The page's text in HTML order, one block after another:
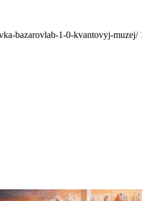
bazarovlab-1-0-kvantovyj-muzej/